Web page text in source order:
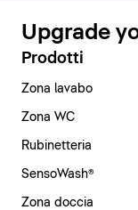
Upgrade
Prodotti
Zona lavabo
Zona WC
Rubinetteria
SensoWash®
Zona doccia